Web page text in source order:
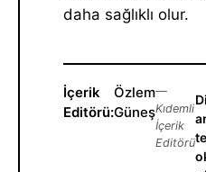
daha sağlıklı olur.
İçerik
Editörü:
Özlem
Güneş
—
Kıdemli
İçerik
Editörü